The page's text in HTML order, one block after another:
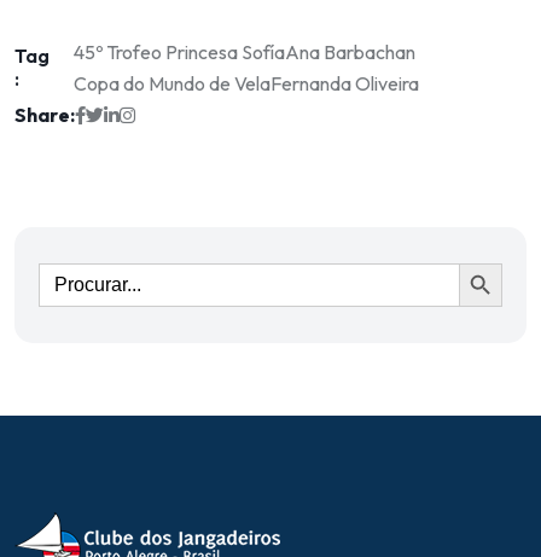
Tag
:
45º Trofeo Princesa SofíaAna Barbachan
Copa do Mundo de VelaFernanda Oliveira
Share:
Ir